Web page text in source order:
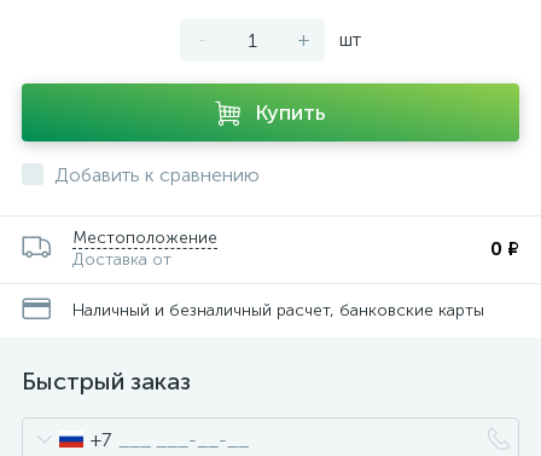
- + шт
Купить
Добавить к сравнению
Местоположение
Доставка от
0 ₽
Наличный и безналичный расчет, банковские карты
Быстрый заказ
+7